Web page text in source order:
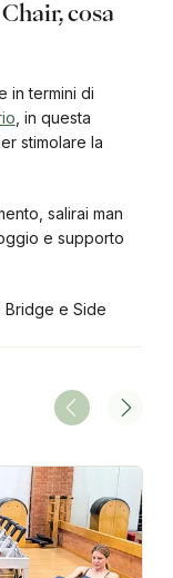
cosa
in termini di
, in questa
stimolare la
salirai man
e supporto
Bridge e Side